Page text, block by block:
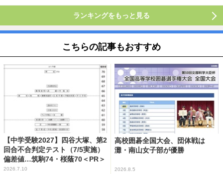
ランキングをもっと見る
こちらの記事もおすすめ
【中学受験2027】四谷大塚、第2
回合不合判定テスト（7/5実施）
偏差値…筑駒74・桜蔭70＜PR＞
2026.7.10
高校囲碁全国大会、団体戦は
灘・南山女子部が優勝
2026.8.5